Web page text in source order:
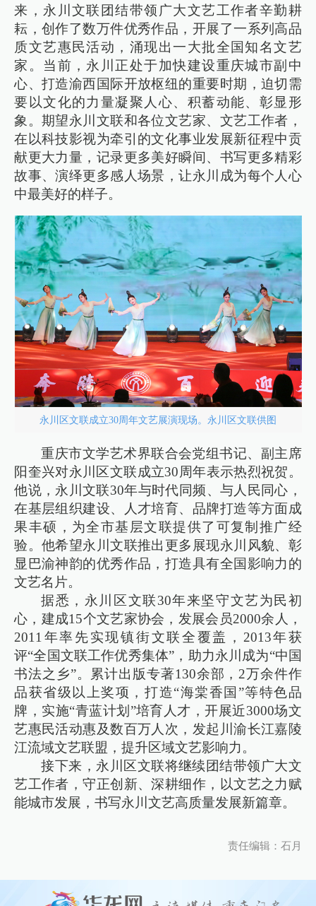
来，永川文联团结带领广大文艺工作者辛勤耕
耘，创作了数万件优秀作品，开展了一系列高品
质文艺惠民活动，涌现出一大批全国知名文艺
家。当前，永川正处于加快建设重庆城市副中
心、打造渝西国际开放枢纽的重要时期，迫切需
要以文化的力量凝聚人心、积蓄动能、彰显形
象。期望永川文联和各位文艺家、文艺工作者，
在以科技影视为牵引的文化事业发展新征程中贡
献更大力量，记录更多美好瞬间、书写更多精彩
故事、演绎更多感人场景，让永川成为每个人心
中最美好的样子。
永川区文联成立30周年文艺展演现场。永川区文联供图
重庆市文学艺术界联合会党组书记、副主席
阳奎兴对永川区文联成立30周年表示热烈祝贺。
他说，永川文联30年与时代同频、与人民同心，
在基层组织建设、人才培育、品牌打造等方面成
果丰硕，为全市基层文联提供了可复制推广经
验。他希望永川文联推出更多展现永川风貌、彰
显巴渝神韵的优秀作品，打造具有全国影响力的
文艺名片。
据悉，永川区文联30年来坚守文艺为民初
心，建成15个文艺家协会，发展会员2000余人，
2011年率先实现镇街文联全覆盖，2013年获
评“全国文联工作优秀集体”，助力永川成为“中国
书法之乡”。累计出版专著130余部，2万余件作
品获省级以上奖项，打造“海棠香国”等特色品
牌，实施“青蓝计划”培育人才，开展近3000场文
艺惠民活动惠及数百万人次，发起川渝长江嘉陵
江流域文艺联盟，提升区域文艺影响力。
接下来，永川区文联将继续团结带领广大文
艺工作者，守正创新、深耕细作，以文艺之力赋
能城市发展，书写永川文艺高质量发展新篇章。
责任编辑：石月